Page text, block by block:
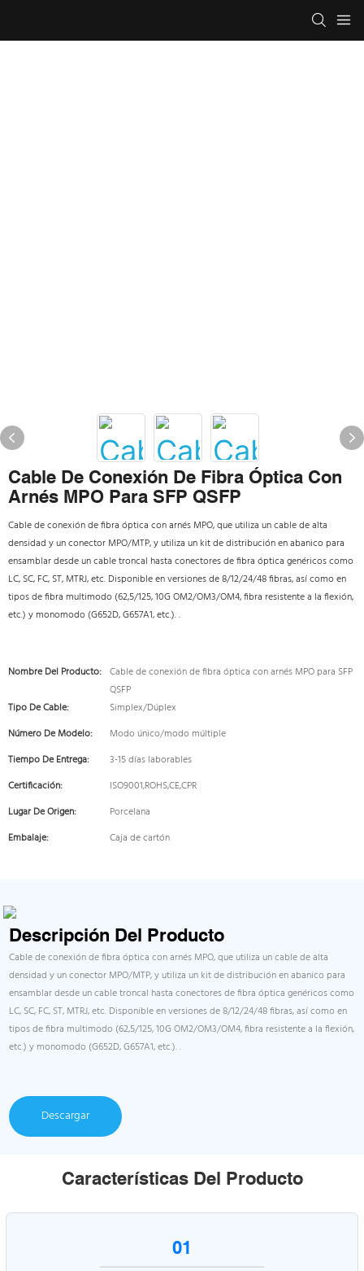
Cable De Conexión De Fibra Óptica Con
Arnés MPO Para SFP QSFP
Cable de conexión de fibra óptica con arnés MPO, que utiliza un cable de alta
densidad y un conector MPO/MTP, y utiliza un kit de distribución en abanico para
ensamblar desde un cable troncal hasta conectores de fibra óptica genéricos como
LC, SC, FC, ST, MTRJ, etc. Disponible en versiones de 8/12/24/48 fibras, así como en
tipos de fibra multimodo (62,5/125, 10G OM2/OM3/OM4, fibra resistente a la flexión,
etc.) y monomodo (G652D, G657A1, etc.). .
Nombre Del Producto: Cable de conexión de fibra óptica con arnés MPO para SFP
QSFP
Tipo De Cable:
Simplex/Dúplex
Número De Modelo:
Modo único/modo múltiple
Tiempo De Entrega:
3-15 días laborables
Certificación:
ISO9001,ROHS,CE,CPR
Lugar De Origen:
Porcelana
Embalaje:
Caja de cartón
Descripción Del Producto
Cable de conexión de fibra óptica con arnés MPO, que utiliza un cable de alta
densidad y un conector MPO/MTP, y utiliza un kit de distribución en abanico para
ensamblar desde un cable troncal hasta conectores de fibra óptica genéricos como
LC, SC, FC, ST, MTRJ, etc. Disponible en versiones de 8/12/24/48 fibras, así como en
tipos de fibra multimodo (62,5/125, 10G OM2/OM3/OM4, fibra resistente a la flexión,
etc.) y monomodo (G652D, G657A1, etc.). .
Descargar
Características Del Producto
01